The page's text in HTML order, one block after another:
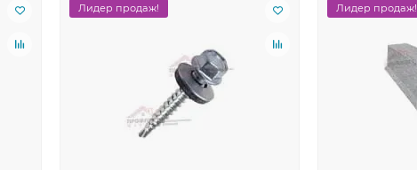
Лидер продаж! Лидер продаж!